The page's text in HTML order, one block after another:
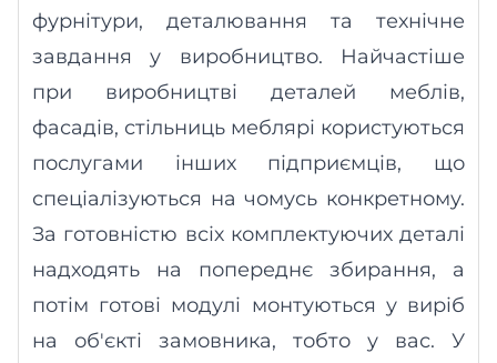
фурнітури, деталювання та технічне
завдання у виробництво. Найчастіше
при виробництві деталей меблів,
фасадів, стільниць меблярі користуються
послугами інших підприємців, що
спеціалізуються на чомусь конкретному.
За готовністю всіх комплектуючих деталі
надходять на попереднє збирання, а
потім готові модулі монтуються у виріб
на об'єкті замовника, тобто у вас. У